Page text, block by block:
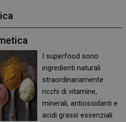
I superfood sono
ingredienti naturali
straordinariamente
ricchi di vitamine,
minerali, antiossidanti e
acidi grassi essenziali.